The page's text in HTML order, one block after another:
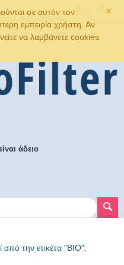
×
σε αυτόν τον
εμπειρία χρήστη. Αν
να λαμβάνετε cookies
άδειο
από την ετικέτα "BIO":